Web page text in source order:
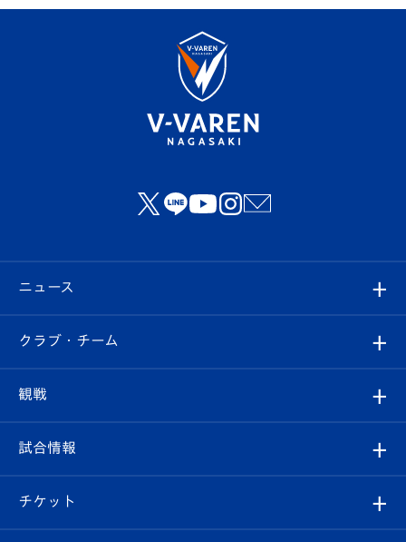
ニュース
すべて
クラブ
試合情報
クラブ・チーム
クラブ概要
エンブレム紹介
観戦
観戦ルール
はじめての観戦ガイド
試合情報
試合日程/結果
チケット